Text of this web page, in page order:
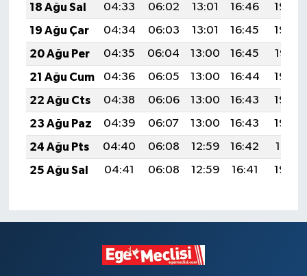
18 Ağu Sal
04:33 06:02 13:01 16:46
19:50
19 Ağu Çar
04:34 06:03 13:01 16:45
19:48
20 Ağu Per
04:35 06:04 13:00 16:45
19:47
21 Ağu Cum
04:36 06:05 13:00 16:44
19:45
22 Ağu Cts
04:38 06:06 13:00 16:43
19:44
23 Ağu Paz
04:39 06:07 13:00 16:43
19:43
24 Ağu Pts
04:40 06:08 12:59 16:42
19:41
25 Ağu Sal
04:41 06:08 12:59 16:41 19:40